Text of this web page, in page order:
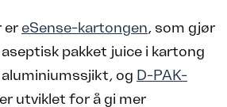
er eSense-kartongen, som gjør
pakket juice i kartong
og D-PAK-
utviklet for å gi mer